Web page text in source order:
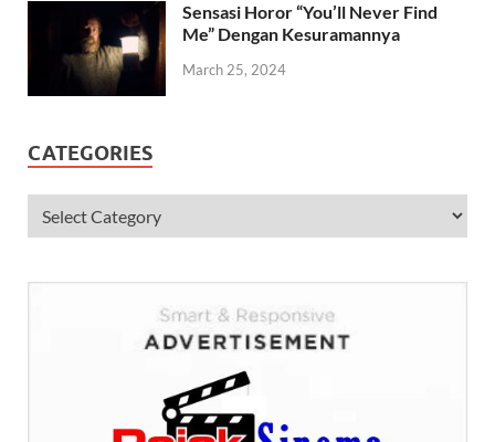
Sensasi Horor “You’ll Never Find
Me” Dengan Kesuramannya
March 25, 2024
CATEGORIES